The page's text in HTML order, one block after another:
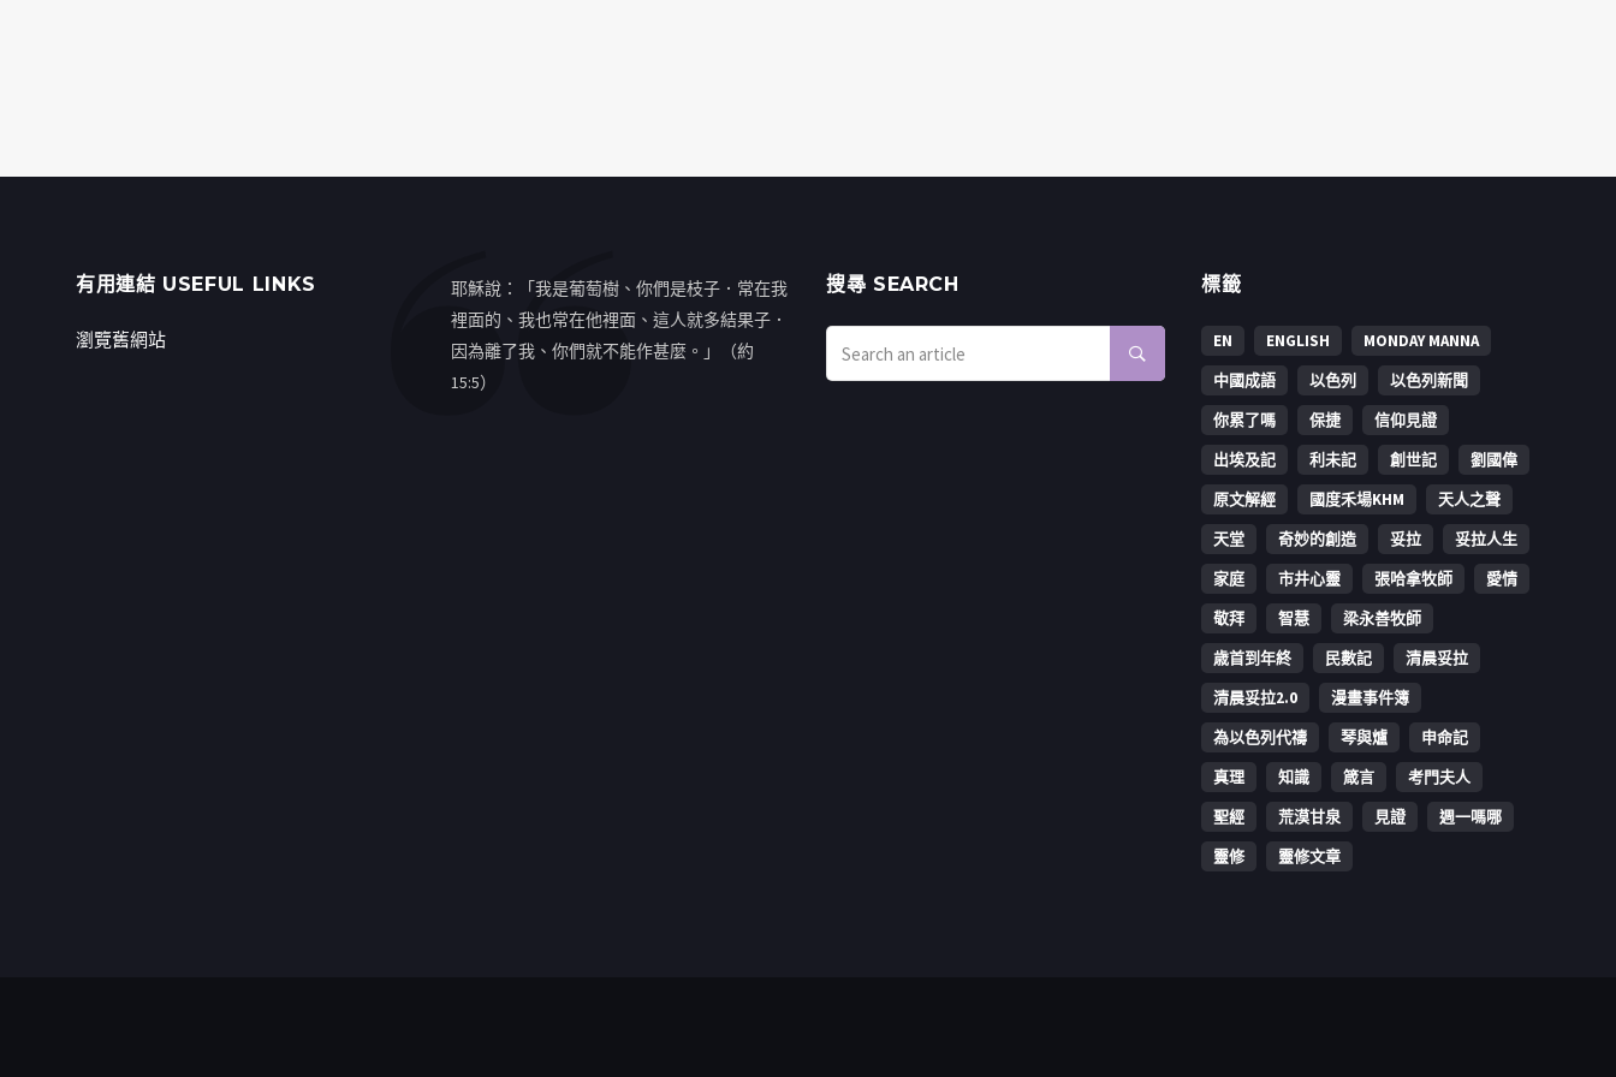
有用連結 USEFUL LINKS
瀏覽舊網站
耶穌說：「我是葡萄樹、你們是枝子．常在我
裡面的、我也常在他裡面、這人就多結果子．
因為離了我、你們就不能作甚麼。」（約
15:5）
搜㝷 SEARCH 標籤
EN ENGLISH
MONDAY MANNA
中國成語
以色列
以色列新聞
你累了嗎
保捷
信仰見證
出埃及記
利未記 創世記
劉國偉
原文解經
國度禾場KHM
天人之聲
天堂
奇妙的創造 妥拉
妥拉人生
家庭
市井心靈 張哈拿牧師
愛情
敬拜
智慧
梁永善牧師
歳首到年終
民數記
清晨妥拉
清晨妥拉2.0
漫畫事件簿
為以色列代禱
琴與爐
申命記
真理
知識 箴言
考門夫人
聖經
荒漠甘泉 見證
週一嗎哪
靈修
靈修文章